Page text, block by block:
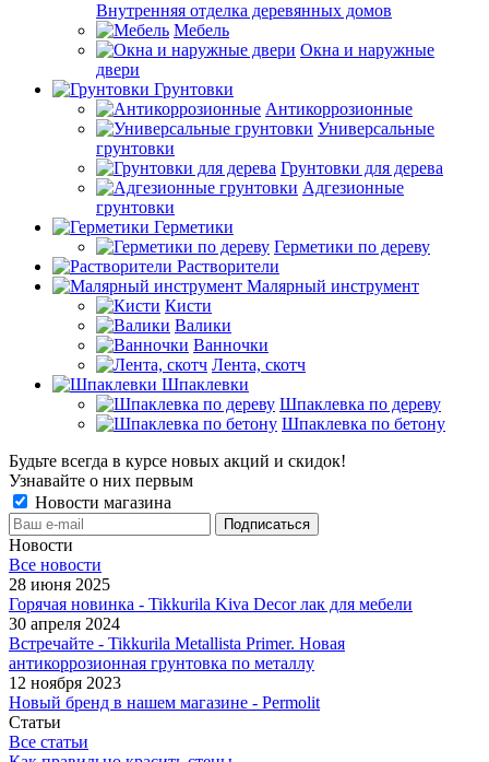
Внутренняя отделка деревянных домов
Мебель
Окна и наружные
двери
Грунтовки
Антикоррозионные
Универсальные
грунтовки
Грунтовки для дерева
Адгезионные
грунтовки
Герметики
Герметики по дереву
Растворители
Малярный инструмент
Кисти
Валики
Ванночки
Лента, скотч
Шпаклевки
Шпаклевка по дереву
Шпаклевка по бетону
Будьте всегда в курсе новых акций и скидок!
Узнавайте о них первым
Новости магазина
Новости
Все новости
28 июня 2025
Горячая новинка - Tikkurila Kiva Decor лак для мебели
30 апреля 2024
Встречайте - Tikkurila Metallista Primer. Новая
антикоррозионная грунтовка по металлу
12 ноября 2023
Новый бренд в нашем магазине - Permolit
Статьи
Все статьи